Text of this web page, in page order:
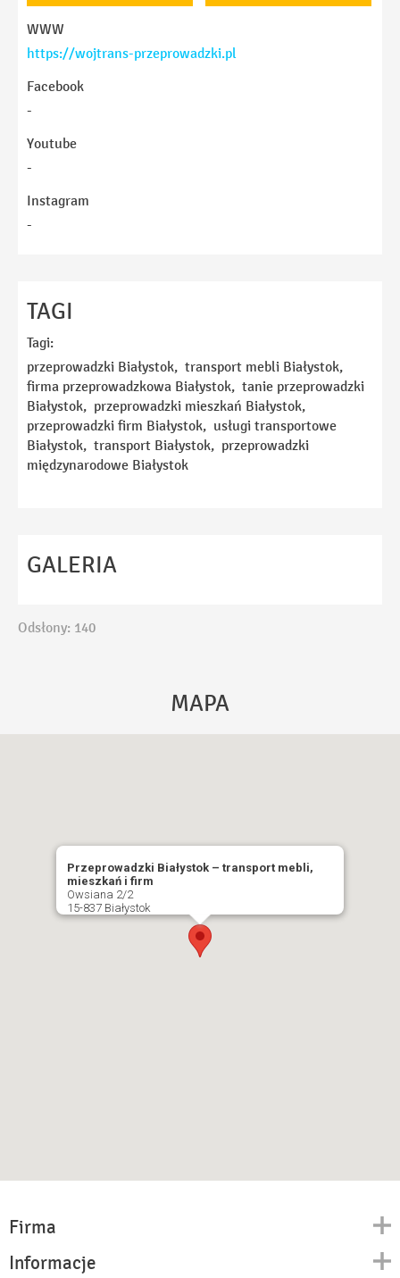
WWW
https://wojtrans-przeprowadzki.pl
Facebook
-
Youtube
-
Instagram
-
Telefon
Regulamin
TAGI
Tagi:
przeprowadzki Białystok, transport mebli Białystok,
firma przeprowadzkowa Białystok, tanie przeprowadzki
Białystok, przeprowadzki mieszkań Białystok,
przeprowadzki firm Białystok, usługi transportowe
Białystok, transport Białystok, przeprowadzki
międzynarodowe Białystok
GALERIA
Odsłony: 140
MAPA
Przeprowadzki Białystok – transport mebli,
mieszkań i firm
Owsiana 2/2
15-837 Białystok
Firma
Kontakt
Informacje